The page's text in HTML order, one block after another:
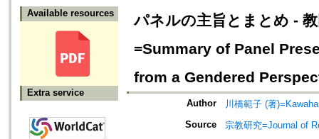
Available resources
Extra service
パネルの主旨とまとめ -
=Summary of Panel
from a Gendered
Author
川橋範子 (著
Source
宗教研究=Journal of